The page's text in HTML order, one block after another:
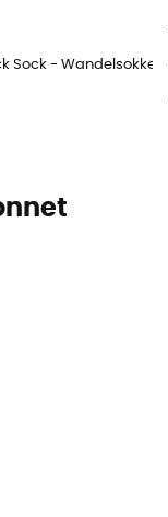
Sock - Wandelsokken